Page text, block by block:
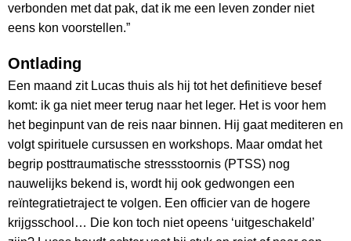
verbonden met dat pak, dat ik me een leven zonder niet
eens kon voorstellen.”
Ontlading
Een maand zit Lucas thuis als hij tot het definitieve besef
komt: ik ga niet meer terug naar het leger. Het is voor hem
het beginpunt van de reis naar binnen. Hij gaat mediteren en
volgt spirituele cursussen en workshops. Maar omdat het
begrip posttraumatische stressstoornis (PTSS) nog
nauwelijks bekend is, wordt hij ook gedwongen een
reïntegratietraject te volgen. Een officier van de hogere
krijgsschool… Die kon toch niet opeens ‘uitgeschakeld’